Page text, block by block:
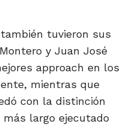
tuvieron sus
y Juan José
approach en los
mientras que
con la distinción
largo ejecutado